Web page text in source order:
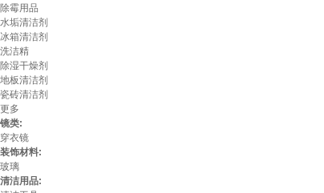
除霉用品
水垢清洁剂
冰箱清洁剂
洗洁精
除湿干燥剂
地板清洁剂
瓷砖清洁剂
更多
镜类:
穿衣镜
装饰材料:
玻璃
清洁用品: